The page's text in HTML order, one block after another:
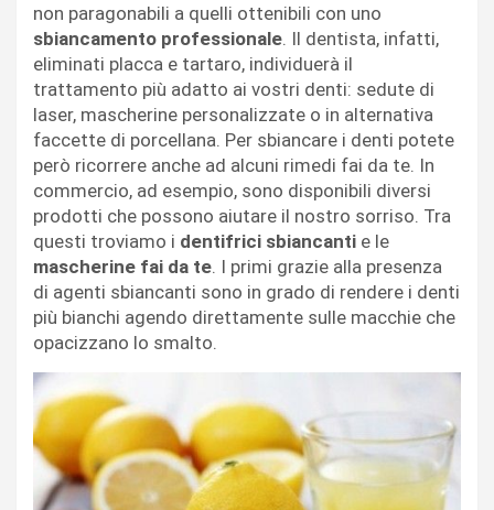
non paragonabili a quelli ottenibili con uno
sbiancamento professionale. Il dentista, infatti,
eliminati placca e tartaro, individuerà il
trattamento più adatto ai vostri denti: sedute di
laser, mascherine personalizzate o in alternativa
faccette di porcellana. Per sbiancare i denti potete
però ricorrere anche ad alcuni rimedi fai da te. In
commercio, ad esempio, sono disponibili diversi
prodotti che possono aiutare il nostro sorriso. Tra
questi troviamo i dentifrici sbiancanti e le
mascherine fai da te. I primi grazie alla presenza
di agenti sbiancanti sono in grado di rendere i denti
più bianchi agendo direttamente sulle macchie che
opacizzano lo smalto.